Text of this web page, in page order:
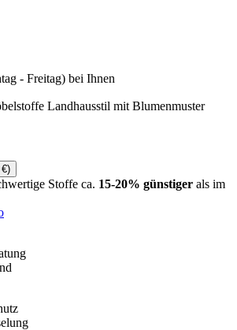
- Freitag) bei Ihnen
Landhausstil mit Blumenmuster
€)
Stoffe ca. 15-20% günstiger als im